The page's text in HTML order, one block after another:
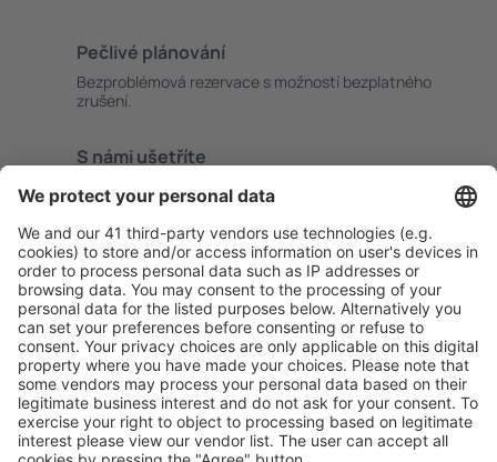
Pečlivé plánování
Bezproblémová rezervace s možností bezplatného
zrušení.
S námi ušetříte
Atraktivní ceny a speciální nabídky pro přihlášené
uživatele.
Ubytování dle vašeho gusta
Vyberte si z více než 1.3 milionu zařízení: hotelů,
apartmánů, chat a dalších.
Uživateli eSky nejčastěji hledané ubytování
Ubytování ve Spojených státech amerických - Oblíbená